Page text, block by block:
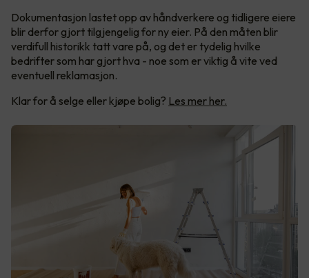
Dokumentasjon lastet opp av håndverkere og tidligere eiere
blir derfor gjort tilgjengelig for ny eier. På den måten blir
verdifull historikk tatt vare på, og det er tydelig hvilke
bedrifter som har gjort hva - noe som er viktig å vite ved
eventuell reklamasjon.
Klar for å selge eller kjøpe bolig? Les mer her.